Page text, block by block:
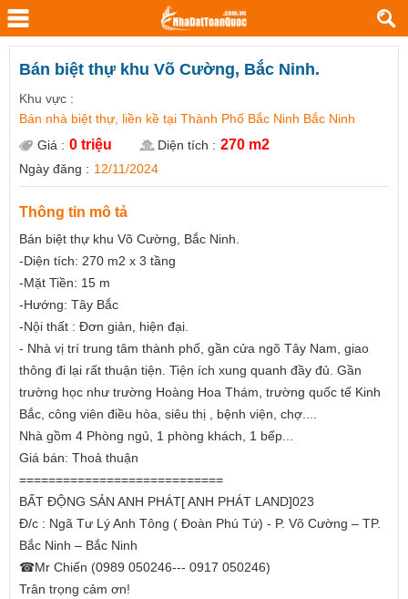
Bán biệt thự khu Võ Cường, Bắc Ninh.
Khu vực :
Bán nhà biệt thự, liền kề tại Thành Phố Bắc Ninh Bắc Ninh
Giá : 0 triệu Diện tích : 270 m2
Ngày đăng : 12/11/2024
Thông tin mô tả
Bán biệt thự khu Võ Cường, Bắc Ninh.
-Diện tích: 270 m2 x 3 tầng
-Mặt Tiền: 15 m
-Hướng: Tây Bắc
-Nội thất : Đơn giản, hiện đại.
- Nhà vị trí trung tâm thành phố, gần cửa ngõ Tây Nam, giao
thông đi lại rất thuận tiện. Tiện ích xung quanh đầy đủ. Gần
trường học như trường Hoàng Hoa Thám, trường quốc tế Kinh
Bắc, công viên điều hòa, siêu thị , bệnh viện, chợ....
Nhà gồm 4 Phòng ngủ, 1 phòng khách, 1 bếp...
Giá bán: Thoả thuận
============================
BẤT ĐỘNG SẢN ANH PHÁT[ ANH PHÁT LAND]023
Đ/c : Ngã Tư Lý Anh Tông ( Đoàn Phú Tứ) - P. Võ Cường – TP.
Bắc Ninh – Bắc Ninh
☎Mr Chiến (0989 050246--- 0917 050246)
Trân trọng cảm ơn!